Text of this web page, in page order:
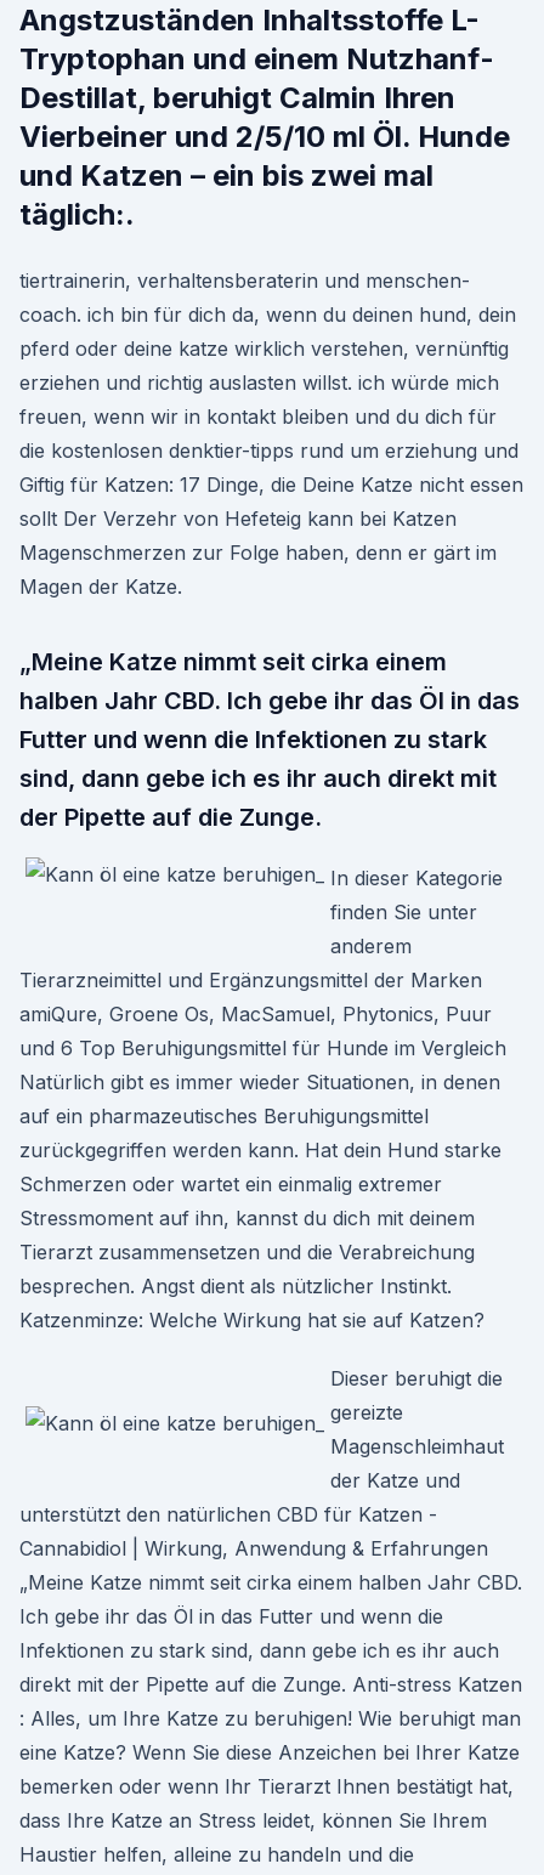
Angstzuständen Inhaltsstoffe L-
Tryptophan und einem Nutzhanf-
Destillat, beruhigt Calmin Ihren
Vierbeiner und 2/5/10 ml Öl. Hunde
und Katzen – ein bis zwei mal
täglich:.
tiertrainerin, verhaltensberaterin und menschen-
coach. ich bin für dich da, wenn du deinen hund, dein
pferd oder deine katze wirklich verstehen, vernünftig
erziehen und richtig auslasten willst. ich würde mich
freuen, wenn wir in kontakt bleiben und du dich für
die kostenlosen denktier-tipps rund um erziehung und
Giftig für Katzen: 17 Dinge, die Deine Katze nicht essen
sollt Der Verzehr von Hefeteig kann bei Katzen
Magenschmerzen zur Folge haben, denn er gärt im
Magen der Katze.
„Meine Katze nimmt seit cirka einem
halben Jahr CBD. Ich gebe ihr das Öl in das
Futter und wenn die Infektionen zu stark
sind, dann gebe ich es ihr auch direkt mit
der Pipette auf die Zunge.
In dieser Kategorie
finden Sie unter
anderem
Tierarzneimittel und Ergänzungsmittel der Marken
amiQure, Groene Os, MacSamuel, Phytonics, Puur
und 6 Top Beruhigungsmittel für Hunde im Vergleich
Natürlich gibt es immer wieder Situationen, in denen
auf ein pharmazeutisches Beruhigungsmittel
zurückgegriffen werden kann. Hat dein Hund starke
Schmerzen oder wartet ein einmalig extremer
Stressmoment auf ihn, kannst du dich mit deinem
Tierarzt zusammensetzen und die Verabreichung
besprechen. Angst dient als nützlicher Instinkt.
Katzenminze: Welche Wirkung hat sie auf Katzen?
Dieser beruhigt die
gereizte
Magenschleimhaut
der Katze und
unterstützt den natürlichen CBD für Katzen -
Cannabidiol | Wirkung, Anwendung & Erfahrungen
„Meine Katze nimmt seit cirka einem halben Jahr CBD.
Ich gebe ihr das Öl in das Futter und wenn die
Infektionen zu stark sind, dann gebe ich es ihr auch
direkt mit der Pipette auf die Zunge. Anti-stress Katzen
: Alles, um Ihre Katze zu beruhigen! Wie beruhigt man
eine Katze? Wenn Sie diese Anzeichen bei Ihrer Katze
bemerken oder wenn Ihr Tierarzt Ihnen bestätigt hat,
dass Ihre Katze an Stress leidet, können Sie Ihrem
Haustier helfen, alleine zu handeln und die